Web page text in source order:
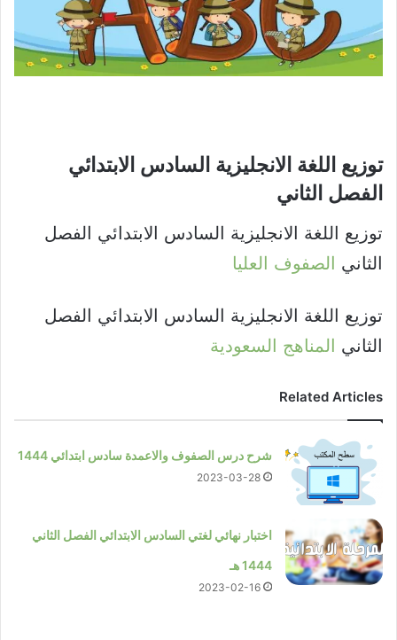
توزيع اللغة الانجليزية السادس الابتدائي
الفصل الثاني​
توزيع اللغة الانجليزية السادس الابتدائي الفصل
الثاني الصفوف العليا
توزيع اللغة الانجليزية السادس الابتدائي الفصل
الثاني المناهج السعودية
Related Articles
شرح درس الصفوف والاعمدة سادس ابتدائي 1444
2023-03-28
اختبار نهائي لغتي السادس الابتدائي الفصل الثاني
1444 هـ
2023-02-16